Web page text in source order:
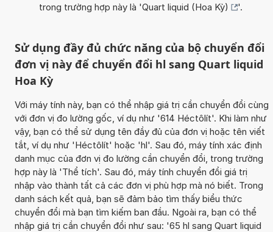
trong trường hợp này là 'Quart liquid (Hoa Kỳ) '.
Sử dụng đầy đủ chức năng của bộ chuyển đổi
đơn vị này để chuyển đổi hl sang Quart liquid
Hoa Kỳ
Với máy tính này, bạn có thể nhập giá trị cần chuyển đổi cùng
với đơn vị đo lường gốc, ví dụ như '614 Héctôlít'. Khi làm như
vậy, bạn có thể sử dụng tên đầy đủ của đơn vị hoặc tên viết
tắt, ví dụ như 'Héctôlít' hoặc 'hl'. Sau đó, máy tính xác định
danh mục của đơn vị đo lường cần chuyển đổi, trong trường
hợp này là 'Thể tích'. Sau đó, máy tính chuyển đổi giá trị
nhập vào thành tất cả các đơn vị phù hợp mà nó biết. Trong
danh sách kết quả, bạn sẽ đảm bảo tìm thấy biểu thức
chuyển đổi mà bạn tìm kiếm ban đầu. Ngoài ra, bạn có thể
nhập giá trị cần chuyển đổi như sau: '65 hl sang Quart liquid